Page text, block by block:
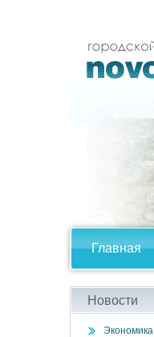
Главная
Новости
Экономика